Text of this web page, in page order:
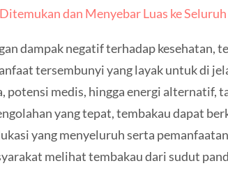
dan Menyebar Luas ke
dampak negatif terhadap kesehatan,
tersembunyi yang layak untuk di
potensi medis, hingga energi alternatif,
yang tepat, tembakau dapat
yang menyeluruh serta
melihat tembakau dari sudut